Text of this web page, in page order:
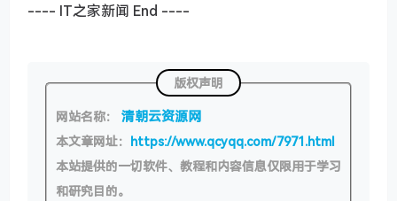
---- IT之家新闻 End ----
版权声明
网站名称： 清朝云资源网
本文章网址： https://www.qcyqq.com/7971.html
本站提供的一切软件、教程和内容信息仅限用于学习
和研究目的。